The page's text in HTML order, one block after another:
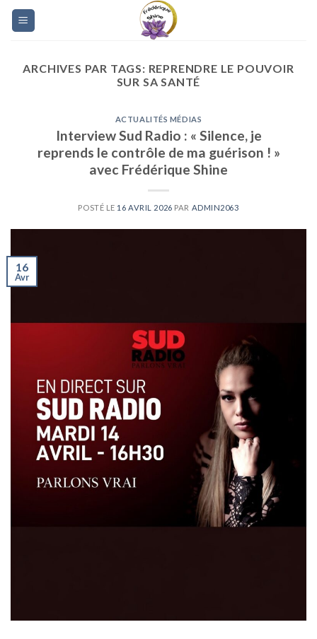
Skip
ARCHIVES PAR TAGS: REPRENDRE LE POUVOIR
SUR SA SANTÉ
ACTUALITÉS MÉDIAS
Interview Sud Radio : « Silence, je
reprends le contrôle de ma guérison ! »
avec Frédérique Shine
POSTÉ LE 16 AVRIL 2026 PAR ADMIN2063
16
Avr